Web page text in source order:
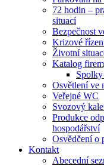
72 hodin –
situací
Bezpečnost
Krizové
Životní
Katalog
Spolky
Osvětlení ve
Veřejné WC
Svozový
Produkce
hospodářství
Osvědčení o
Kontakt
Abecední